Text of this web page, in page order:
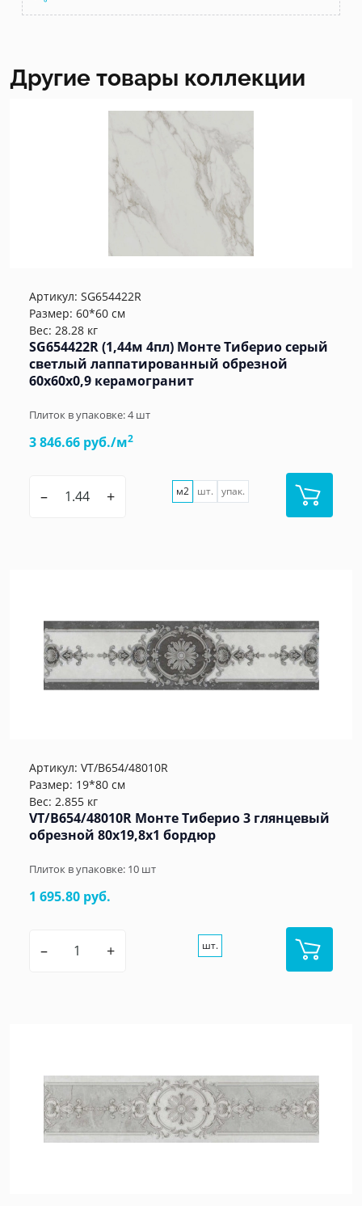
Другие товары коллекции
Артикул: SG654422R
Размер: 60*60 см
Вес: 28.28 кг
SG654422R (1,44м 4пл) Монте Тиберио серый
светлый лаппатированный обрезной
60x60x0,9 керамогранит
Плиток в упаковке:4шт
3 846.66 руб./м2
– + м2 шт. упак.
Артикул: VT/B654/48010R
Размер: 19*80 см
Вес: 2.855 кг
VT/B654/48010R Монте Тиберио 3 глянцевый
обрезной 80x19,8x1 бордюр
Плиток в упаковке: 10 шт
1 695.80 руб.
– + шт.